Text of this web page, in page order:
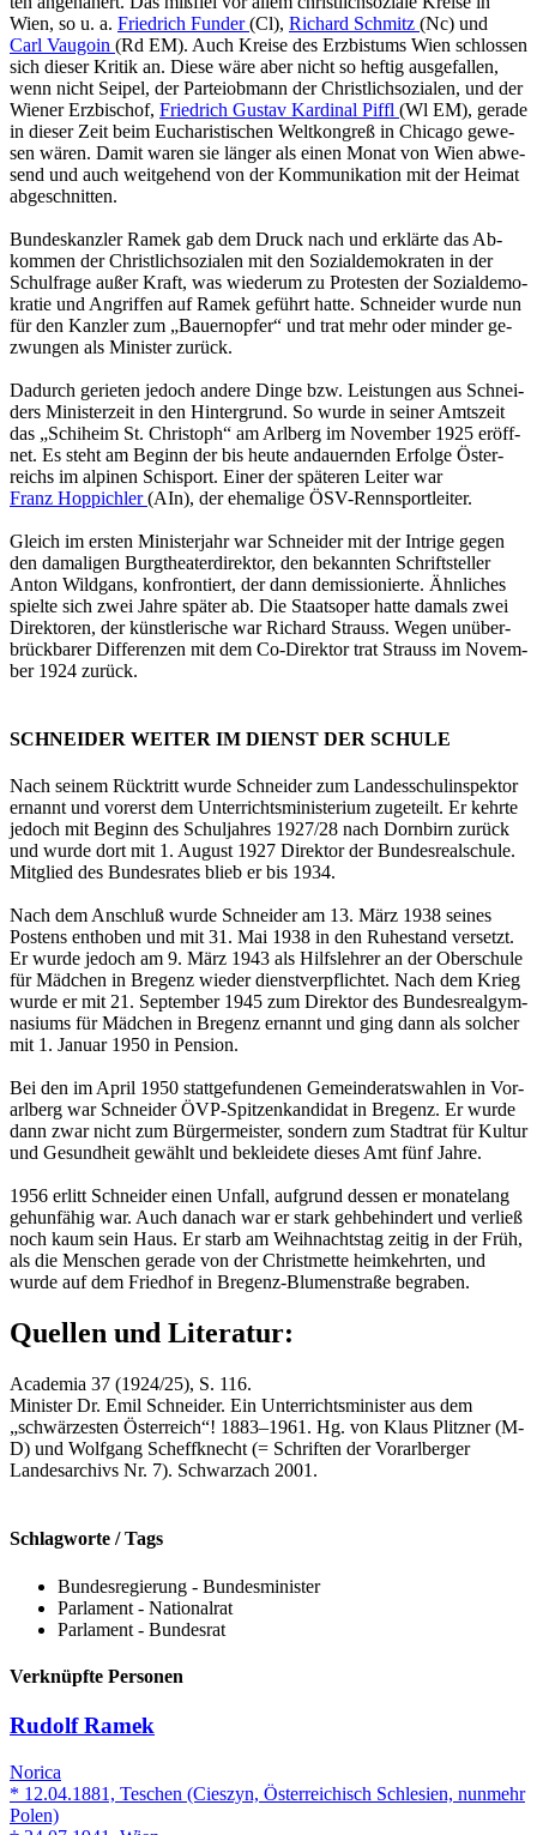
Wien, so u. a. Fried­rich Fun­der(Cl), Ri­chard Schmitz (Nc) und
Carl Vaugo­in (Rd EM). Auch Krei­se des Erz­bis­tums Wien schlos­sen
sich die­ser Kri­tik an. Diese wäre aber nicht so hef­tig aus­ge­fal­len,
wenn nicht Sei­pel, der Par­tei­ob­mann der Christ­lich­so­zia­len, und der
Wie­ner Erz­bi­schof, Fried­rich Gus­tav Kar­di­nal Piffl (Wl EM), ge­ra­de
in die­ser Zeit beim Eu­cha­ris­ti­schen Welt­kon­greß in Chi­ca­go ge­we­
sen wären. Damit waren sie län­ger als einen Monat von Wien ab­we­
send und auch weit­ge­hend von der Kom­mu­ni­ka­ti­on mit der Hei­mat
ab­ge­schnit­ten.
Bun­des­kanz­ler Ramek gab dem Druck nach und er­klär­te das Ab­
kom­men der Christ­lich­so­zia­len mit den So­zi­al­de­mo­kra­ten in der
Schul­fra­ge außer Kraft, was wie­der­um zu Pro­tes­ten der So­zi­al­de­mo­
kra­tie und An­grif­fen auf Ramek ge­führt hatte. Schnei­der wurde nun
für den Kanz­ler zum „Bau­ern­op­fer“ und trat mehr oder min­der ge­
zwun­gen als Mi­nis­ter zu­rück.
Da­durch ge­rie­ten je­doch an­de­re Dinge bzw. Leis­tun­gen aus Schnei­
ders Mi­nis­ter­zeit in den Hin­ter­grund. So wurde in sei­ner Amts­zeit
das „Schi­heim St. Chris­toph“ am Arl­berg im No­vem­ber 1925 er­öff­
net. Es steht am Be­ginn der bis heute an­dau­ern­den Er­fol­ge Ös­ter­
reichs im al­pi­nen Schi­sport. Einer der spä­te­ren Lei­ter war
Franz Hop­pich­ler(AIn), der ehe­ma­li­ge ÖSV-Renn­sport­lei­ter.
Gleich im ers­ten Mi­nis­ter­jahr war Schnei­der mit der In­tri­ge gegen
den da­ma­li­gen Burg­thea­ter­di­rek­tor, den be­kann­ten Schrift­stel­ler
Anton Wild­gans, kon­fron­tiert, der dann de­mis­sio­nier­te. Ähn­li­ches
spiel­te sich zwei Jahre spä­ter ab. Die Staats­oper hatte da­mals zwei
Di­rek­to­ren, der künst­le­ri­sche war Ri­chard Strauss. Wegen un­über­
brück­ba­rer Dif­fe­ren­zen mit dem Co-Di­rek­tor trat Strauss im No­vem­
ber 1924 zu­rück.
SCHNEIDER WEITER IM DIENST DER SCHULE
Nach sei­nem Rück­tritt wurde Schnei­der zum Lan­des­schul­in­spek­tor
er­nannt und vor­erst dem Un­ter­richts­mi­nis­te­ri­um zu­ge­teilt. Er kehr­te
je­doch mit Be­ginn des Schul­jah­res 1927/28 nach Dorn­birn zu­rück
und wurde dort mit 1. Au­gust 1927 Di­rek­tor der Bun­des­re­al­schu­le.
Mit­glied des Bun­des­ra­tes blieb er bis 1934.
Nach dem An­schluß wurde Schnei­der am 13. März 1938 sei­nes
Pos­tens ent­ho­ben und mit 31. Mai 1938 in den Ru­he­stand ver­setzt.
Er wurde je­doch am 9. März 1943 als Hilfs­leh­rer an der Ober­schu­le
für Mäd­chen in Bre­genz wie­der dienst­ver­pflich­tet. Nach dem Krieg
wurde er mit 21. Sep­tem­ber 1945 zum Di­rek­tor des Bun­des­re­al­gym­
na­si­ums für Mäd­chen in Bre­genz er­nannt und ging dann als sol­cher
mit 1. Ja­nu­ar 1950 in Pen­si­on.
Bei den im April 1950 statt­ge­fun­de­nen Ge­mein­de­rats­wah­len in Vor­
arl­berg war Schnei­der ÖVP-Spit­zen­kan­di­dat in Bre­genz. Er wurde
dann zwar nicht zum Bür­ger­meis­ter, son­dern zum Stadt­rat für Kul­tur
und Ge­sund­heit ge­wählt und be­klei­de­te die­ses Amt fünf Jahre.
1956 er­litt Schnei­der einen Un­fall, auf­grund des­sen er mo­na­te­lang
geh­un­fä­hig war. Auch da­nach war er stark geh­be­hin­dert und ver­ließ
noch kaum sein Haus. Er starb am Weih­nachts­tag zei­tig in der Früh,
als die Men­schen ge­ra­de von der Christ­met­te heim­kehr­ten, und
wurde auf dem Fried­hof in Bre­genz-Blu­men­stra­ße be­gra­ben.
Quellen und Literatur:
Academia 37 (1924/25), S. 116.
Minister Dr. Emil Schneider. Ein Unterrichtsminister aus dem
„schwärzesten Österreich“! 1883–1961. Hg. von Klaus Plitzner (M-
D) und Wolfgang Scheffknecht (= Schriften der Vorarlberger
Landesarchivs Nr. 7). Schwarzach 2001.
Schlagworte / Tags
Bundesregierung - Bundesminister
Parlament - Nationalrat
Parlament - Bundesrat
Verknüpfte Personen
Rudolf Ramek
Norica
* 12.04.1881, Teschen (Cieszyn, Österreichisch Schlesien, nunmehr
Polen)